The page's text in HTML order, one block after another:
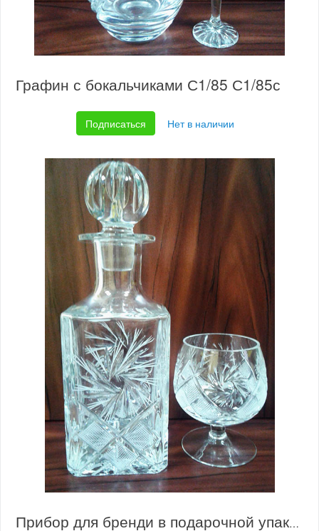
Графин с бокальчиками С1/85 С1/85с
Подписаться Нет в наличии
Прибор для бренди в подарочной упаковке 6280 1000/1